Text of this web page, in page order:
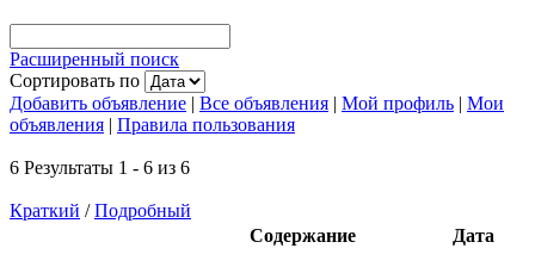
Расширенный поиск
Сортировать по
Добавить объявление | Все объявления | Мой профиль | Мои
объявления | Правила пользования
6 Результаты 1 - 6 из 6
Краткий /Подробный
Содержание
Дата